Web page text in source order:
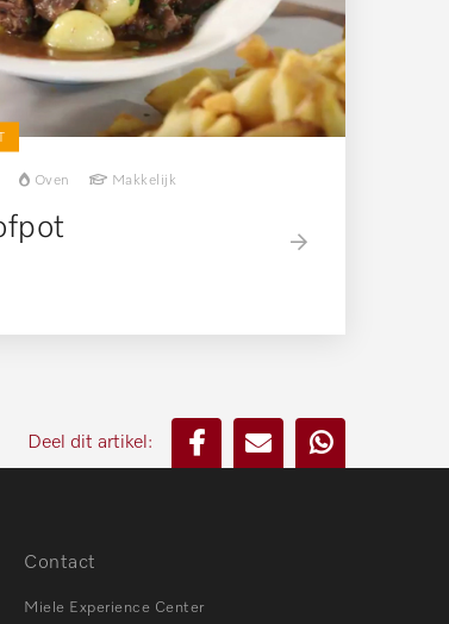
Oven Makkelijk
Deel dit artikel:
Contact
Miele Experience Center